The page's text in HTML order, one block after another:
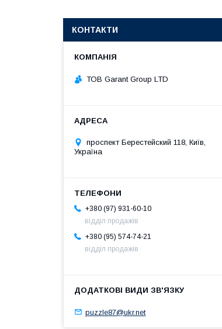
КОНТАКТИ
ТОВ Garant Group LTD
проспект Берестейский 118, Київ,
Україна
+380 (97) 931-60-10
відділ продажів
+380 (95) 574-74-21
відділ продажів
puzzle87@ukr.net